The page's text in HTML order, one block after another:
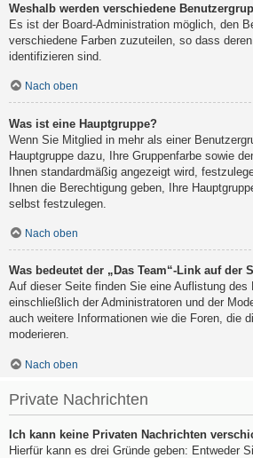
Weshalb werden verschiedene
Es ist der Board-Administration möglich, den
verschiedene Farben zuzuteilen, so dass
identifizieren sind.
Nach oben
Was ist eine Hauptgruppe?
Wenn Sie Mitglied in mehr als einer
Hauptgruppe dazu, Ihre Gruppenfarbe sowie
Ihnen standardmäßig angezeigt wird,
Ihnen die Berechtigung geben, Ihre
selbst festzulegen.
Nach oben
Was bedeutet der „Das Team“-Link auf der
Auf dieser Seite finden Sie eine Auflistung des
einschließlich der Administratoren und der
auch weitere Informationen wie die Foren, die
moderieren.
Nach oben
Private Nachrichten
Ich kann keine Privaten Nachrichten
Hierfür kann es drei Gründe geben: Entweder